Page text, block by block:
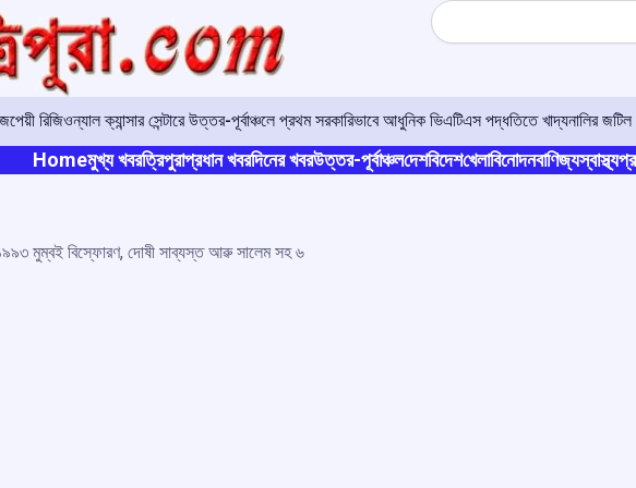
Search
রিজিওন্যাল ক্যান্সার সেন্টারে উত্তর-পূর্বাঞ্চলে প্রথম সরকারিভাবে আধুনিক ভিএটিএস পদ্ধতিতে খাদ্যনালির
Homeমুখ্য খবরত্রিপুরাপ্রধান খবরদিনের খবরউত্তর-পূর্বাঞ্চলদেশবিদেশখেলাবিনোদনবাণিজ্যস্বাস্থ্য
মুম্বই বিস্ফোরণ, দোষী সাব্যস্ত আৱু সালেম সহ ৬